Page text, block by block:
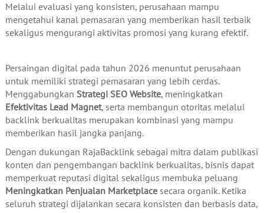
Melalui evaluasi yang konsisten, perusahaan mampu
mengetahui kanal pemasaran yang memberikan hasil terbaik
sekaligus mengurangi aktivitas promosi yang kurang efektif.
Persaingan digital pada tahun 2026 menuntut perusahaan
untuk memiliki strategi pemasaran yang lebih cerdas.
Menggabungkan Strategi SEO Website, meningkatkan
Efektivitas Lead Magnet, serta membangun otoritas melalui
backlink berkualitas merupakan kombinasi yang mampu
memberikan hasil jangka panjang.
Dengan dukungan RajaBacklink sebagai mitra dalam publikasi
konten dan pengembangan backlink berkualitas, bisnis dapat
memperkuat reputasi digital sekaligus membuka peluang
Meningkatkan Penjualan Marketplacesecara organik. Ketika
seluruh strategi dijalankan secara konsisten dan berbasis data,